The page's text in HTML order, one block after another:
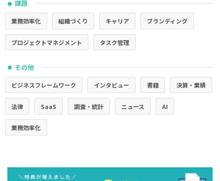
● 課題
業務効率化 組織づくり キャリア ブランディング
プロジェクトマネジメント タスク管理
● その他
ビジネスフレームワーク インタビュー 書籍 決算・業績
法律 SaaS 調査・統計 ニュース AI
業務効率化